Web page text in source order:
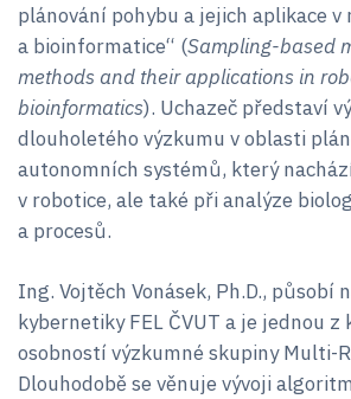
plánování pohybu a jejich aplikace v
a bioinformatice“ (Sampling-based
methods and their applications in
bioinformatics). Uchazeč představí
dlouholetého výzkumu v oblasti
autonomních systémů, který
v robotice, ale také při analýze
a procesů.
Ing. Vojtěch Vonásek, Ph.D., působí
kybernetiky FEL ČVUT a je jednou z
osobností výzkumné skupiny Multi-
Dlouhodobě se věnuje vývoji